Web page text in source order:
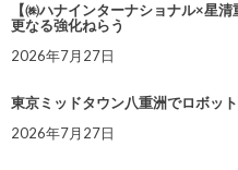
【㈱ハナインターナショナル×星
更なる強化ねらう
2026年7月27日
東京ミッドタウン八重洲でロボッ
2026年7月27日